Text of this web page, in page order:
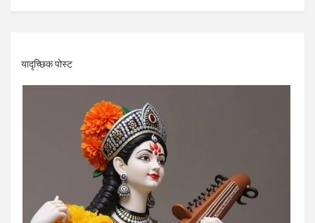
यादृच्छिक पोस्ट